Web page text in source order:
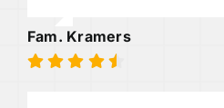
Fam. Kramers